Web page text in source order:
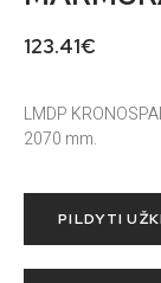
123.41€
LMDP
2070 mm.
PILDYTI